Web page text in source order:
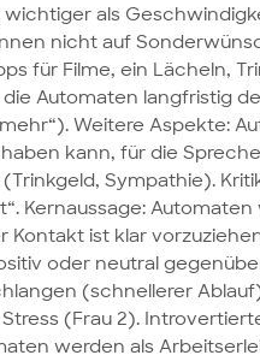
als
nicht auf
für Filme, ein Lächeln,
Automaten langfristig
Weitere Aspekte:
kann, für die
Sympathie).
Kernaussage:
ist klar
oder neutral
(schnellerer
(Frau 2).
werden als